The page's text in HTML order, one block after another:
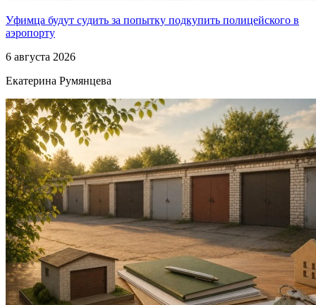
Уфимца будут судить за попытку подкупить полицейского в
аэропорту
6 августа 2026
Екатерина Румянцева